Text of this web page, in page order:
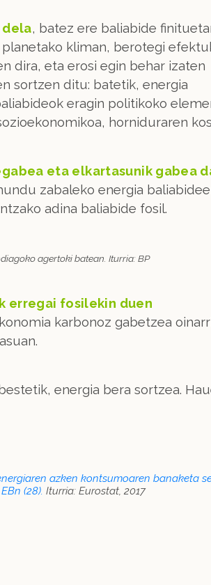
dela, batez ere baliabide
kliman, berotegi
dira, eta erosi egin behar izaten
sortzen ditu: batetik, energia
eragin politikoko
horniduraren
eta elkartasunik gabea
zabaleko energia
adina baliabide fosil.
agertoki batean. Iturria: BP
erregai fosilekin duen
karbonoz gabetzea
energia bera sortzea.
azken kontsumoaren banaketa
(28). Iturria: Eurostat, 2017